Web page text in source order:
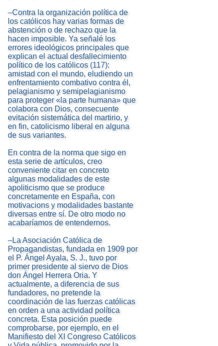
–Contra la organización política de
los católicos hay varias formas de
abstención o de rechazo que la
hacen imposible. Ya señalé los
errores ideológicos principales que
explican el actual desfallecimiento
político de los católicos (117):
amistad con el mundo, eludiendo un
enfrentamiento combativo contra él,
pelagianismo y semipelagianismo
para proteger «la parte humana» que
colabora con Dios, consecuente
evitación sistemática del martirio, y
en fin, catolicismo liberal en alguna
de sus variantes.
En contra de la norma que sigo en
esta serie de artículos, creo
conveniente citar en concreto
algunas modalidades de este
apoliticismo que se produce
concretamente en España, con
motivacions y modalidades bastante
diversas entre sí. De otro modo no
acabaríamos de entendernos.
–La Asociación Católica de
Propagandistas, fundada en 1909 por
el P. Ángel Ayala, S. J., tuvo por
primer presidente al siervo de Dios
don Ángel Herrera Oria. Y
actualmente, a diferencia de sus
fundadores, no pretende la
coordinación de las fuerzas católicas
en orden a una actividad política
concreta. Esta posición puede
comprobarse, por ejemplo, en el
Manifiesto del XI Congreso Católicos